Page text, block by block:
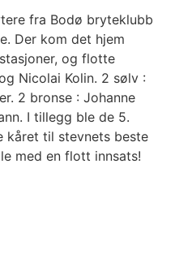
fra Bodø bryteklubb
Der kom det hjem
og flotte
Nicolai Kolin. 2 sølv :
2 bronse : Johanne
I tillegg ble de 5.
kåret til stevnets beste
med en flott innsats!